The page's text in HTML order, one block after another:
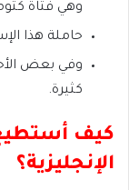
وهي فتاة
حاملة هذا
وفي بعض
كثيرة.
كيف أستطيع
الإنجليزية؟